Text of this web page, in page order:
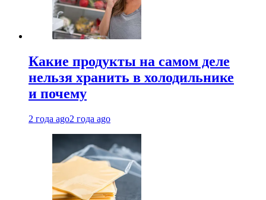
Какие продукты на самом деле
нельзя хранить в холодильнике
и почему
2 года ago2 года ago